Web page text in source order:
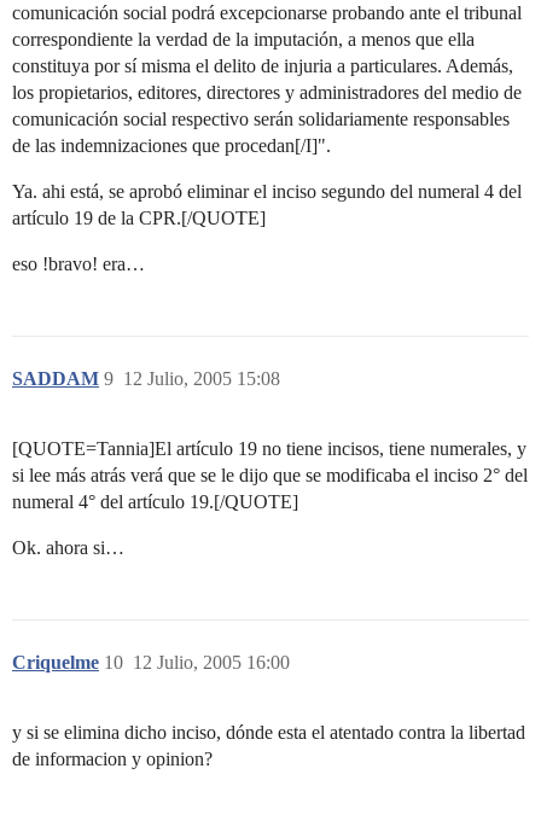
comunicación social podrá excepcionarse probando ante el tribunal
correspondiente la verdad de la imputación, a menos que ella
constituya por sí misma el delito de injuria a particulares. Además,
los propietarios, editores, directores y administradores del medio de
comunicación social respectivo serán solidariamente responsables
de las indemnizaciones que procedan[/I]".
Ya. ahi está, se aprobó eliminar el inciso segundo del numeral 4 del
artículo 19 de la CPR.[/QUOTE]
eso !bravo! era…
SADDAM 12 Julio, 2005 15:08
9
[QUOTE=Tannia]El artículo 19 no tiene incisos, tiene numerales, y
si lee más atrás verá que se le dijo que se modificaba el inciso 2° del
numeral 4° del artículo 19.[/QUOTE]
Ok. ahora si…
Criquelme 12 Julio, 2005 16:00
10
y si se elimina dicho inciso, dónde esta el atentado contra la libertad
de informacion y opinion?